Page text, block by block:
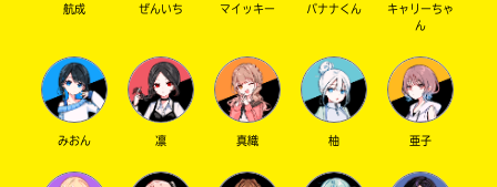
航成 ぜんいち マイッキー バナナくん
キャリーちゃ
ん
みおん 凛 真織 柚 亜子